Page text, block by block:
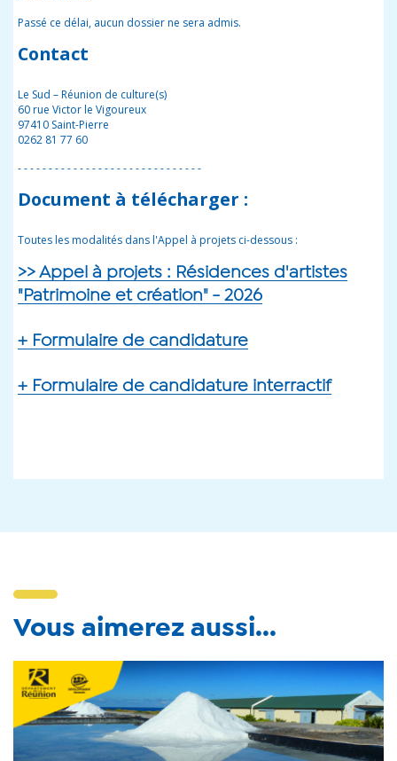
Passé ce délai, aucun dossier ne sera admis.
Contact
Le Sud – Réunion de culture(s)
60 rue Victor le Vigoureux
97410 Saint-Pierre
0262 81 77 60
- - - - - - - - - - - - - - - - - - - - - - - - - - - - - -
Document à télécharger :
Toutes les modalités dans l'Appel à projets ci-dessous :
>> Appel à projets : Résidences d'artistes
"Patrimoine et création" - 2026
+ Formulaire de candidature
+ Formulaire de candidature interractif
Vous aimerez aussi...